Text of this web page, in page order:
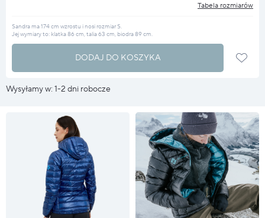
Tabela rozmiarów
Sandra ma 174 cm wzrostu i nosi rozmiar S.
Jej wymiary to: klatka 86 cm, talia 63 cm, biodra 89 cm.
DODAJ DO KOSZYKA
Wysyłamy w: 1-2 dni robocze